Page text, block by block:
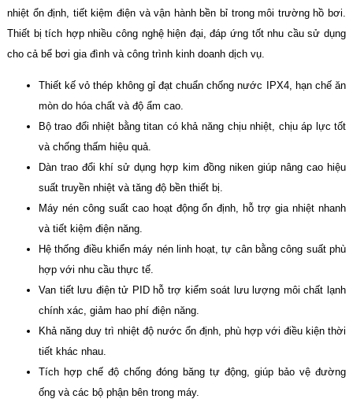
nhiệt ổn định, tiết kiệm điện và vận hành bền bỉ trong môi trường hồ bơi.
Thiết bị tích hợp nhiều công nghệ hiện đại, đáp ứng tốt nhu cầu sử dụng
cho cả bể bơi gia đình và công trình kinh doanh dịch vụ.
Thiết kế vỏ thép không gỉ đạt chuẩn chống nước IPX4, hạn chế ăn
mòn do hóa chất và độ ẩm cao.
Bộ trao đổi nhiệt bằng titan có khả năng chịu nhiệt, chịu áp lực tốt
và chống thấm hiệu quả.
Dàn trao đổi khí sử dụng hợp kim đồng niken giúp nâng cao hiệu
suất truyền nhiệt và tăng độ bền thiết bị.
Máy nén công suất cao hoạt động ổn định, hỗ trợ gia nhiệt nhanh
và tiết kiệm điện năng.
Hệ thống điều khiển máy nén linh hoạt, tự cân bằng công suất phù
hợp với nhu cầu thực tế.
Van tiết lưu điện tử PID hỗ trợ kiểm soát lưu lượng môi chất lạnh
chính xác, giảm hao phí điện năng.
Khả năng duy trì nhiệt độ nước ổn định, phù hợp với điều kiện thời
tiết khác nhau.
Tích hợp chế độ chống đóng băng tự động, giúp bảo vệ đường
ống và các bộ phận bên trong máy.